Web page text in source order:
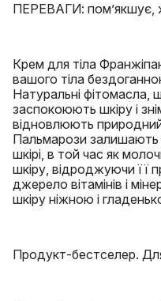
ПЕРЕВАГИ: пом’якшує,
Крем для тіла
вашого тіла
Натуральні
заспокоюють шкіру і
відновлюють природний
Пальмарози
шкірі, в той час як
шкіру, відроджуючи її
джерело вітамінів і
шкіру ніжною і
Продукт-бестселер. Для